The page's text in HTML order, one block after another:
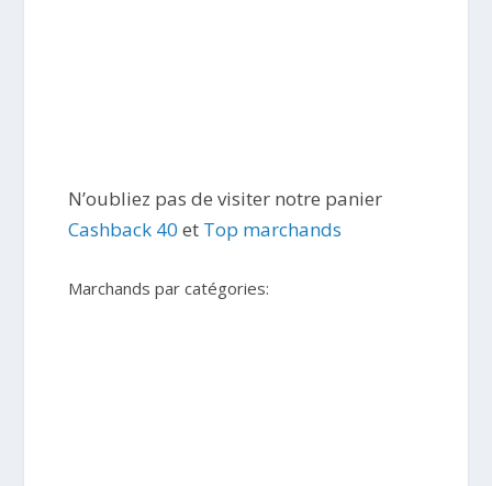
N’oubliez pas de visiter notre panier
Cashback 40 et Top marchands
Marchands par catégories: